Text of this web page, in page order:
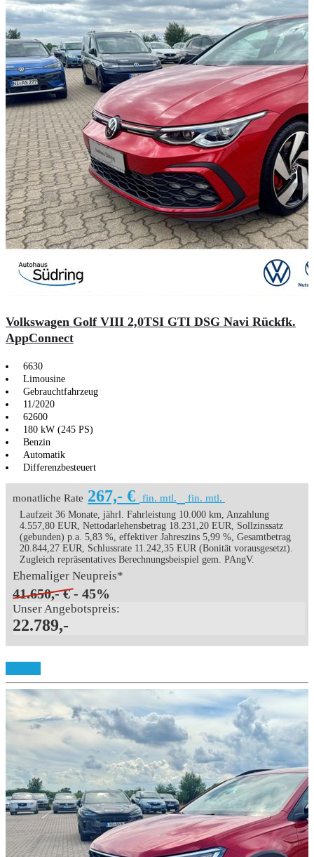
Volkswagen Golf VIII 2,0TSI GTI DSG Navi Rückfk.
AppConnect
6630
Limousine
Gebrauchtfahrzeug
11/2020
62600
180 kW (245 PS)
Benzin
Automatik
Differenzbesteuert
monatliche Rate 267,- € fin. mtl. fin. mtl.
Laufzeit 36 Monate, jährl. Fahrleistung 10.000 km, Anzahlung
4.557,80 EUR, Nettodarlehensbetrag 18.231,20 EUR, Sollzinssatz
(gebunden) p.a. 5,83 %, effektiver Jahreszins 5,99 %, Gesamtbetrag
20.844,27 EUR, Schlussrate 11.242,35 EUR (Bonität vorausgesetzt).
Zugleich repräsentatives Berechnungsbeispiel gem. PAngV.
Ehemaliger Neupreis*
41.650,- € - 45%
Unser Angebotspreis:
22.789,-